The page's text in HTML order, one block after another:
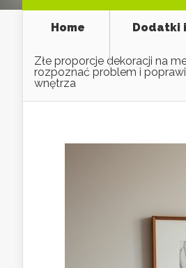
Home Dodatki
Złe proporcje dekoracji na
rozpoznać problem i
wnętrza